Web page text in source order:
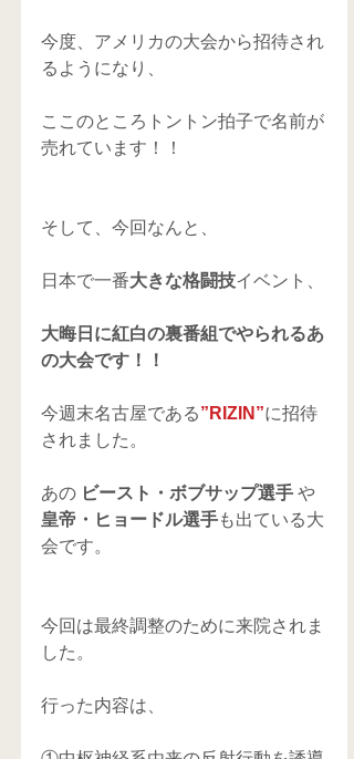
今度、アメリカの大会から招待され
るようになり、
ここのところトントン拍子で名前が
売れています！！
そして、今回なんと、
日本で一番大きな格闘技イベント、
大晦日に紅白の裏番組でやられるあ
の大会です！！
今週末名古屋である”RIZIN”に招待
されました。
あの ビースト・ボブサップ選手 や
皇帝・ヒョードル選手も出ている大
会です。
今回は最終調整のために来院されま
した。
行った内容は、